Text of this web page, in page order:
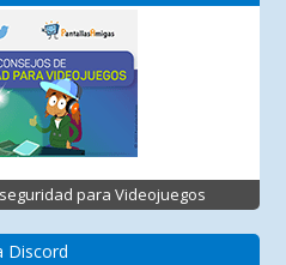
para Videojuegos
Discord